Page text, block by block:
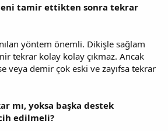
tamir ettikten sonra tekrar
yöntem önemli. Dikişle sağlam
tekrar kolay kolay çıkmaz. Ancak
veya demir çok eski ve zayıfsa tekrar
mı, yoksa başka destek
edilmeli?